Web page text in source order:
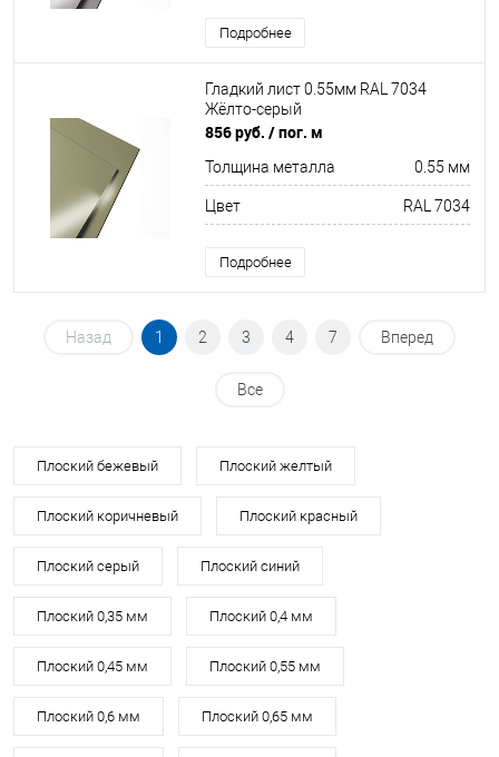
Подробнее
Гладкий лист 0.55мм RAL 7034
Жёлто-серый
856 руб. / пог. м
Толщина металла 0.55 мм
Цвет RAL 7034
Подробнее
Назад 1 2 3 4 7 Вперед
Все
Плоский бежевый Плоский желтый
Плоский коричневый Плоский красный
Плоский серый Плоский синий
Плоский 0,35 мм Плоский 0,4 мм
Плоский 0,45 мм Плоский 0,55 мм
Плоский 0,6 мм Плоский 0,65 мм